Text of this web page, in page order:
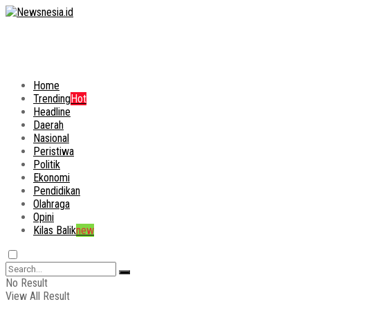
Home
TrendingHot
Headline
Daerah
Nasional
Peristiwa
Politik
Ekonomi
Pendidikan
Olahraga
Opini
Kilas Baliknew
No Result
View All Result